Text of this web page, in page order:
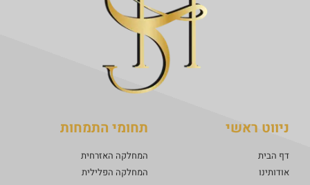
ניווט ראשי
דף הבית
אודותינו
תחומי התמחות
המחלקה האזרחית
המחלקה הפלילית